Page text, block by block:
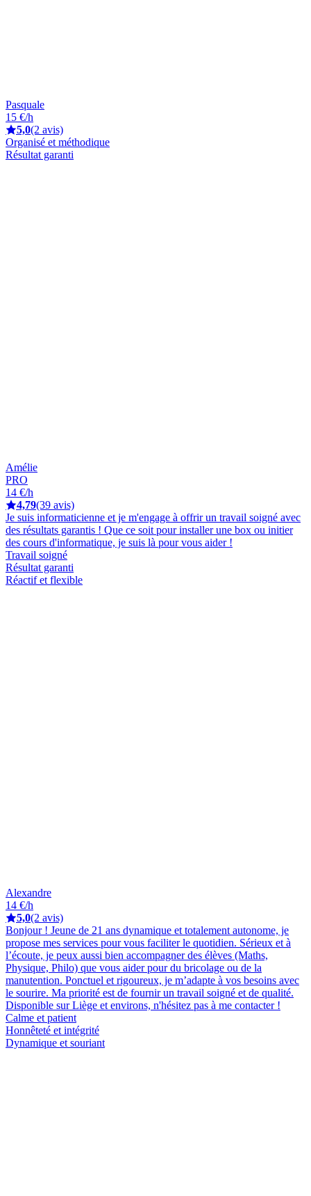
Pasquale
15 €/h
5,0(2 avis)
Organisé et méthodique
Résultat garanti
Amélie
PRO
14 €/h
4,79(39 avis)
Je suis informaticienne et je m'engage à offrir un travail soigné avec
des résultats garantis ! Que ce soit pour installer une box ou initier
des cours d'informatique, je suis là pour vous aider !
Travail soigné
Résultat garanti
Réactif et flexible
Alexandre
14 €/h
5,0(2 avis)
Bonjour ! Jeune de 21 ans dynamique et totalement autonome, je
propose mes services pour vous faciliter le quotidien. Sérieux et à
l’écoute, je peux aussi bien accompagner des élèves (Maths,
Physique, Philo) que vous aider pour du bricolage ou de la
manutention. Ponctuel et rigoureux, je m’adapte à vos besoins avec
le sourire. Ma priorité est de fournir un travail soigné et de qualité.
Disponible sur Liège et environs, n'hésitez pas à me contacter !
Calme et patient
Honnêteté et intégrité
Dynamique et souriant